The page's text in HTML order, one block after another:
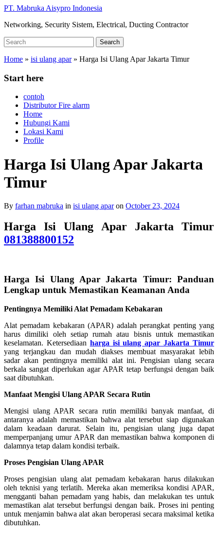
Skip
main
PT. Mabruka Aisypro Indonesia
Networking, Security Sistem, Electrical, Ducting Contractor
Search
for:
Search
Home » isi ulang apar» Harga Isi Ulang Apar Jakarta Timur
Start here
contoh
Distributor Fire alarm
Home
Hubungi Kami
Lokasi Kami
Profile
Harga Isi Ulang Apar Jakarta
Timur
By farhan mabruka in isi ulang aparon October 23, 2024
Harga Isi Ulang Apar Jakarta Timur
081388800152
Harga Isi Ulang Apar Jakarta Timur: Panduan
Lengkap untuk Memastikan Keamanan Anda
Pentingnya Memiliki Alat Pemadam Kebakaran
Alat pemadam kebakaran (APAR) adalah perangkat penting yang
harus dimiliki oleh setiap rumah atau bisnis untuk memastikan
keselamatan. Ketersediaan harga isi ulang apar Jakarta Timur
yang terjangkau dan mudah diakses membuat masyarakat lebih
sadar akan pentingnya memiliki alat ini. Pengisian ulang secara
berkala sangat diperlukan agar APAR tetap berfungsi dengan baik
saat dibutuhkan.
Manfaat Mengisi Ulang APAR Secara Rutin
Mengisi ulang APAR secara rutin memiliki banyak manfaat, di
antaranya adalah memastikan bahwa alat tersebut siap digunakan
dalam keadaan darurat. Selain itu, pengisian ulang juga dapat
memperpanjang umur APAR dan memastikan bahwa komponen di
dalamnya tetap dalam kondisi terbaik.
Proses Pengisian Ulang APAR
Proses pengisian ulang alat pemadam kebakaran harus dilakukan
oleh teknisi yang terlatih. Mereka akan memeriksa kondisi APAR,
mengganti bahan pemadam yang habis, dan melakukan tes untuk
memastikan alat tersebut berfungsi dengan baik. Proses ini penting
untuk menjamin bahwa alat akan beroperasi secara maksimal ketika
dibutuhkan.